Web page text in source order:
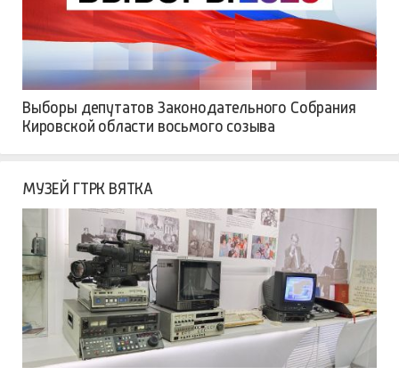
Выборы депутатов Законодательного Собрания
Кировской области восьмого созыва
МУЗЕЙ ГТРК ВЯТКА